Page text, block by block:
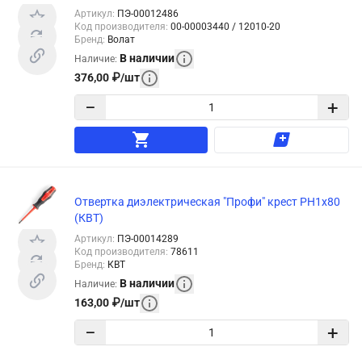
Артикул: ПЭ-00012486
Код производителя: 00-00003440 / 12010-20
Бренд: Волат
Наличие: В наличии
376,00 ₽/шт
− +
Отвертка диэлектрическая "Профи" крест PH1х80
(КВТ)
Артикул: ПЭ-00014289
Код производителя: 78611
Бренд: КВТ
Наличие: В наличии
163,00 ₽/шт
− +